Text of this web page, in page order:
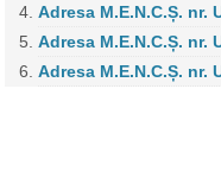
Adresa M.E.N.C.Ș. nr.
Adresa M.E.N.C.Ș. nr.
Adresa M.E.N.C.Ș. nr.